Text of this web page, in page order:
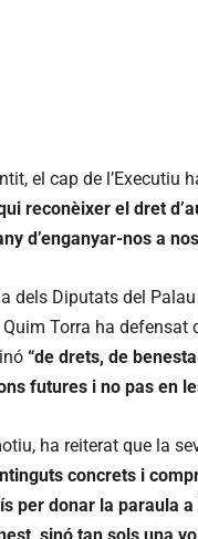
el cap de l’Executiu
reconèixer el dret
d’enganyar-nos a
dels Diputats del
Torra ha defensat
“de drets, de
futures i no pas en
ha reiterat que la
concrets i
per donar la paraula